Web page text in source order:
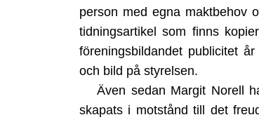
person med egna maktbehov
tidningsartikel som finns
föreningsbildandet publicitet
och bild på styrelsen.
Även sedan Margit Norell
skapats i motstånd till det